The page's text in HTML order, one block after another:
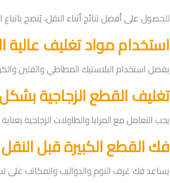
للحصول على أفضل نتائج أثناء النقل، يُنصح باتباع
استخدام مواد تغليف عالية
يفضل استخدام البلاستيك المطاطي والفلين
تغليف القطع الزجاجية
يجب التعامل مع المرايا والطاولات الزجاجية
فك القطع الكبيرة قبل النقل
يساعد فك غرف النوم والدواليب والمكاتب على